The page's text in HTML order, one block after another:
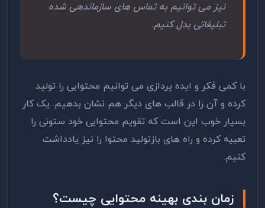
نیز می توانیم به تماس های سازماندهی شده
تبلیغاتی بدل کنیم.
با کمی فکر و ایده پردازی می توانیم محتوایی را تولید
کرده و آن را در قالب های دیگر هم نشان بدهیم. یک کار
بسیار خوب این است که تقویم محتوایی خود ستونی را
تعبیه کرده و راه های بازتولید محتوا را نیز یادداشت
کنیم.
زمان بندی بهینه محتوایی چیست؟